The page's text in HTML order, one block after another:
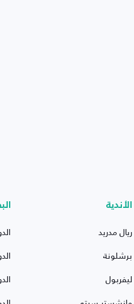
الأندية
ريال مدريد
برشلونة
ليفربول